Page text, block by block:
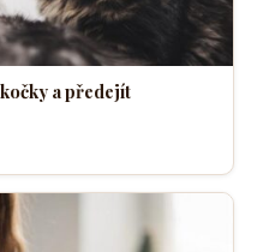
kočky a předejít